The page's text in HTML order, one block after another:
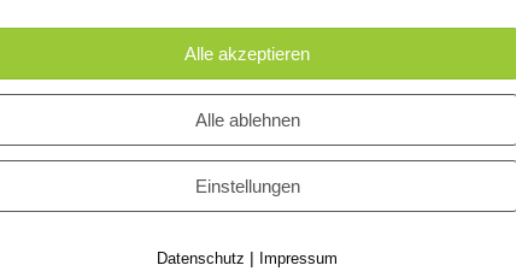
Jahre WG UNITAS eG
Instagram
Alle akzeptieren
Alle ablehnen
Einstellungen
Datenschutz | Impressum